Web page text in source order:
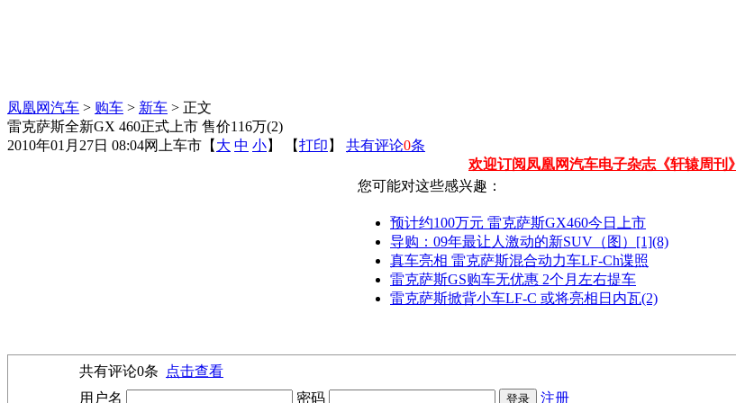
凤凰网汽车 > 购车 > 新车 > 正文
雷克萨斯全新GX 460正式上市 售价116万(2)
2010年01月27日 08:04网上车市 【 大 中 小】 【打印 】 共有评论0条
欢迎订阅凤凰网汽车电子杂志《轩辕周刊》
您可能对这些感兴趣：
预计约100万元 雷克萨斯GX460今日上市
导购：09年最让人激动的新SUV（图）[1](8)
真车亮相 雷克萨斯混合动力车LF-Ch谍照
雷克萨斯GS购车无优惠 2个月左右提车
雷克萨斯掀背小车LF-C 或将亮相日内瓦(2)
共有评论0条
点击查看
用户名
密码 注册